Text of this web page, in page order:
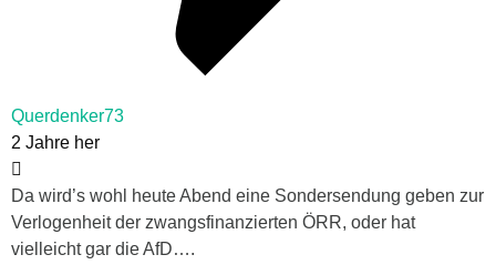
Querdenker73
2 Jahre her
Da wird’s wohl heute Abend eine Sondersendung geben zur
Verlogenheit der zwangsfinanzierten ÖRR, oder hat
vielleicht gar die AfD….